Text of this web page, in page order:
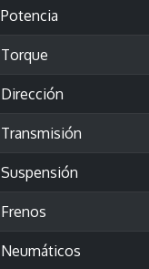
Potencia
Torque
Dirección
Transmisión
Suspensión
Frenos
Neumáticos